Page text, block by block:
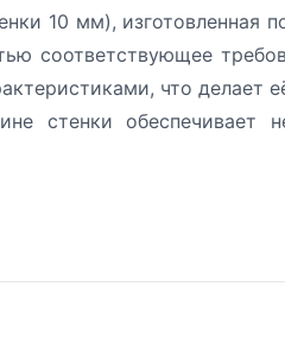
10 мм), изготовленная
соответствующее
что делает
стенки обеспечивает